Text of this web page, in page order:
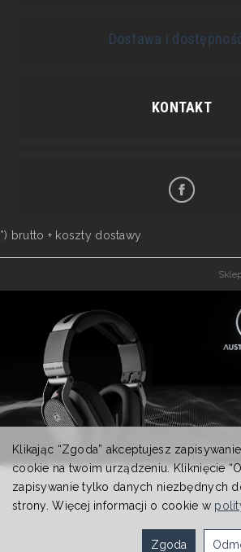
Dostawa i
KONTAKT
*) brutto + koszty dostawy
Klikając “Zgoda” akceptujesz
cookie na twoim urządzeniu. Kliknięcie
zapisywanie tylko danych niezbędnych
strony. Więcej informacji o cookie w
Zgoda